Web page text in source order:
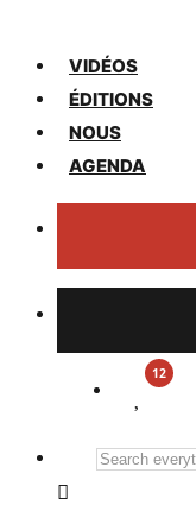
VIDÉOS
ÉDITIONS
NOUS
AGENDA
Search